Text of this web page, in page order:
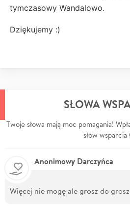
tymczasowy Wandalowo.
Dziękujemy :)
SŁOWA
Twoje słowa mają moc pomagania!
słów wsparcia
Anonimowy Darczyńca
Więcej nie mogę ale grosz do